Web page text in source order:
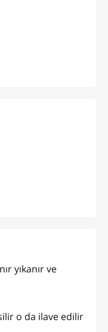
yıkanır ve
o da ilave edilir